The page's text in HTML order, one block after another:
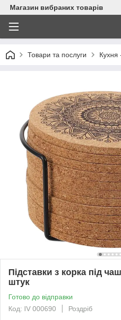
Магазин вибраних товарів
Товари та послуги Кухня
Підставки з корка під
штук
Готово до відправки
Код: IV 000690
Роздріб